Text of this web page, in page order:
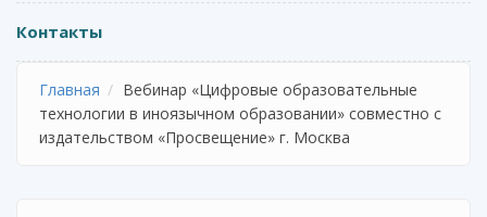
Контакты
Главная
Вебинар «Цифровые образовательные
технологии в иноязычном образовании» совместно с
издательством «Просвещение» г. Москва